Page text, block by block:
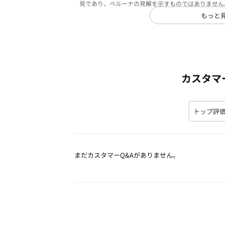
見であり、ベルーナの見解を示すものではありません
もっと
カスタ
まだカスタマーQ&Aがありません。